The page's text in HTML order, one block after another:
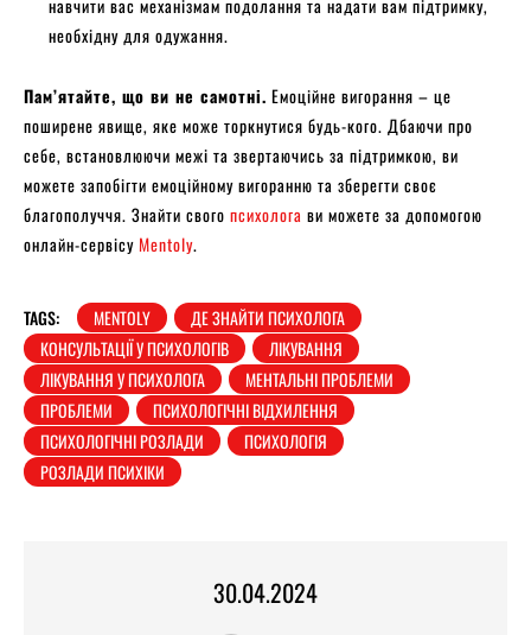
навчити вас механізмам подолання та надати вам підтримку,
необхідну для одужання.
Пам’ятайте, що ви не самотні. Емоційне вигорання – це
поширене явище, яке може торкнутися будь-кого. Дбаючи про
себе, встановлюючи межі та звертаючись за підтримкою, ви
можете запобігти емоційному вигоранню та зберегти своє
благополуччя. Знайти свого психолога ви можете за допомогою
онлайн-сервісуMentoly.
TAGS: MENTOLY
ДЕ ЗНАЙТИ ПСИХОЛОГА
КОНСУЛЬТАЦІЇ У ПСИХОЛОГІВ
ЛІКУВАННЯ
ЛІКУВАННЯ У ПСИХОЛОГА
МЕНТАЛЬНІ ПРОБЛЕМИ
ПРОБЛЕМИ
ПСИХОЛОГІЧНІ ВІДХИЛЕННЯ
ПСИХОЛОГІЧНІ РОЗЛАДИ
ПСИХОЛОГІЯ
РОЗЛАДИ ПСИХІКИ
30.04.2024